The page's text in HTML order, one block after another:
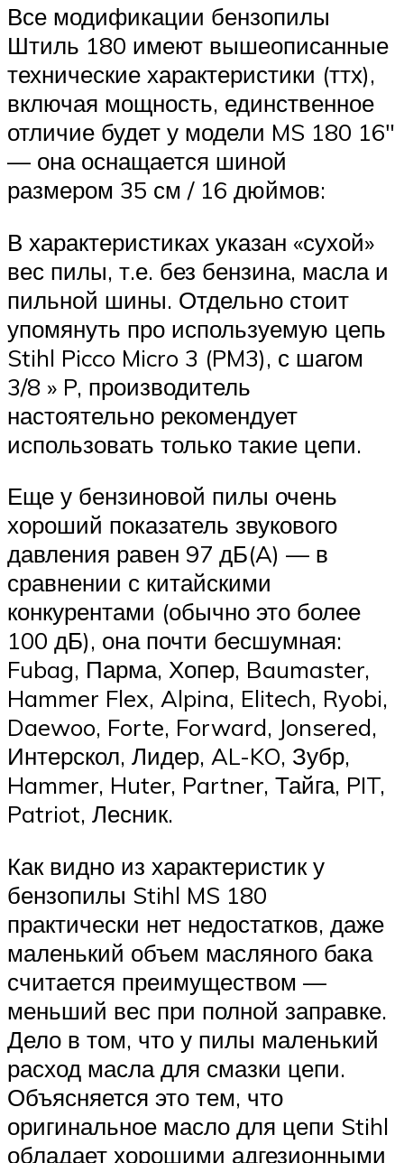
Все модификации бензопилы
Штиль 180 имеют вышеописанные
технические характеристики (ттх),
включая мощность, единственное
отличие будет у модели MS 180 16″
— она оснащается шиной
размером 35 см / 16 дюймов:
В характеристиках указан «сухой»
вес пилы, т.е. без бензина, масла и
пильной шины. Отдельно стоит
упомянуть про используемую цепь
Stihl Picco Micro 3 (PM3), с шагом
3/8 » P, производитель
настоятельно рекомендует
использовать только такие цепи.
Еще у бензиновой пилы очень
хороший показатель звукового
давления равен 97 дБ(A) — в
сравнении с китайскими
конкурентами (обычно это более
100 дБ), она почти бесшумная:
Fubag, Парма, Хопер, Baumaster,
Hammer Flex, Alpina, Elitech, Ryobi,
Daewoo, Forte, Forward, Jonsered,
Интерскол, Лидер, AL-KO, Зубр,
Hammer, Huter, Partner, Тайга, PIT,
Patriot, Лесник.
Как видно из характеристик у
бензопилы Stihl MS 180
практически нет недостатков, даже
маленький объем масляного бака
считается преимуществом —
меньший вес при полной заправке.
Дело в том, что у пилы маленький
расход масла для смазки цепи.
Объясняется это тем, что
оригинальное масло для цепи Stihl
обладает хорошими адгезионными